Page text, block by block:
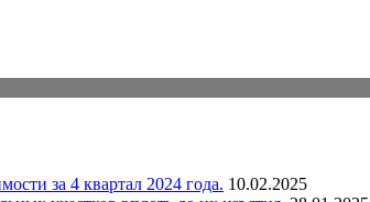
за 4 квартал 2024 года. 10.02.2025